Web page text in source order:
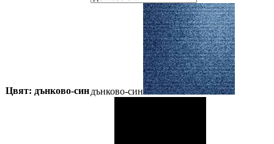
Цвят: дънково-синдънково-син